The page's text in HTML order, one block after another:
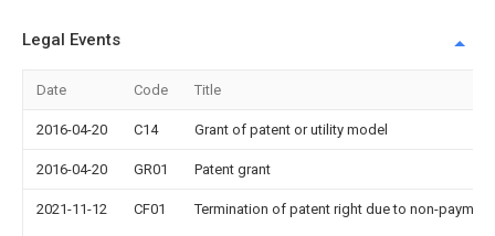
Legal Events
Date Code Title
2016-04-20 C14 Grant of patent or utility model
2016-04-20 GR01 Patent grant
2021-11-12 CF01 Termination of patent right due to non-